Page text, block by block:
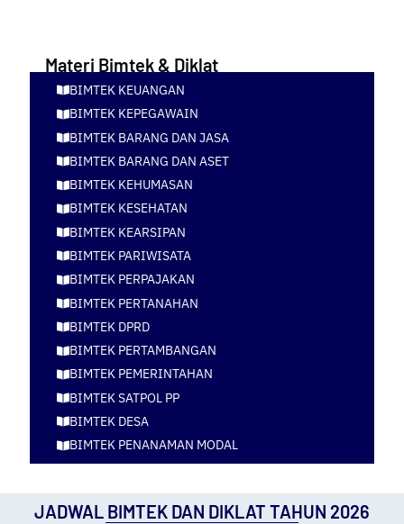
Materi Bimtek & Diklat
BIMTEK KEUANGAN
BIMTEK KEPEGAWAIN
BIMTEK BARANG DAN JASA
BIMTEK BARANG DAN ASET
BIMTEK KEHUMASAN
BIMTEK KESEHATAN
BIMTEK KEARSIPAN
BIMTEK PARIWISATA
BIMTEK PERPAJAKAN
BIMTEK PERTANAHAN
BIMTEK DPRD
BIMTEK PERTAMBANGAN
BIMTEK PEMERINTAHAN
BIMTEK SATPOL PP
BIMTEK DESA
BIMTEK PENANAMAN MODAL
JADWAL BIMTEK DAN DIKLAT TAHUN 2026